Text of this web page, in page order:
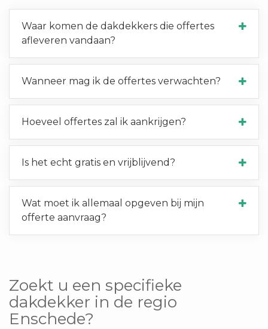
Waar komen de dakdekkers die offertes
afleveren vandaan?
Wanneer mag ik de offertes verwachten?
Hoeveel offertes zal ik aankrijgen?
Is het echt gratis en vrijblijvend?
Wat moet ik allemaal opgeven bij mijn
offerte aanvraag?
Zoekt u een specifieke
dakdekker in de regio
Enschede?